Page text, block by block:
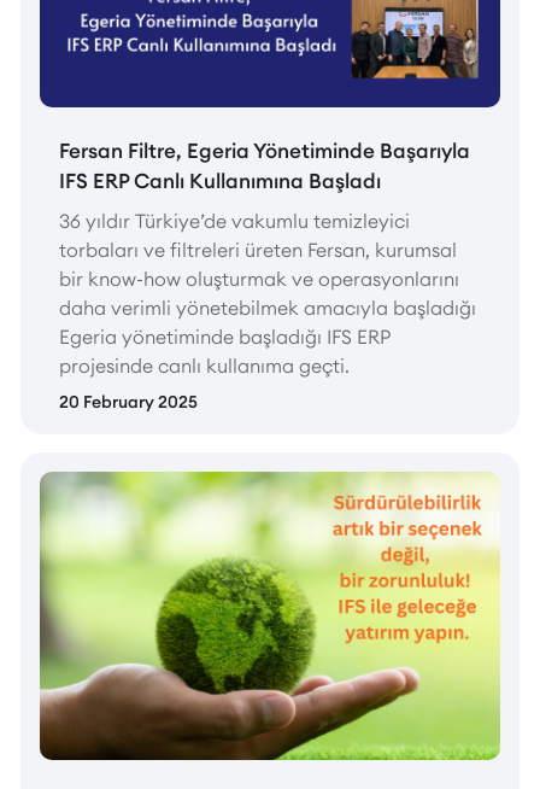
Fersan Filtre, Egeria Yönetiminde Başarıyla
IFS ERP Canlı Kullanımına Başladı
36 yıldır Türkiye’de vakumlu temizleyici
torbaları ve filtreleri üreten Fersan, kurumsal
bir know-how oluşturmak ve operasyonlarını
daha verimli yönetebilmek amacıyla başladığı
Egeria yönetiminde başladığı IFS ERP
projesinde canlı kullanıma geçti.
20 February 2025